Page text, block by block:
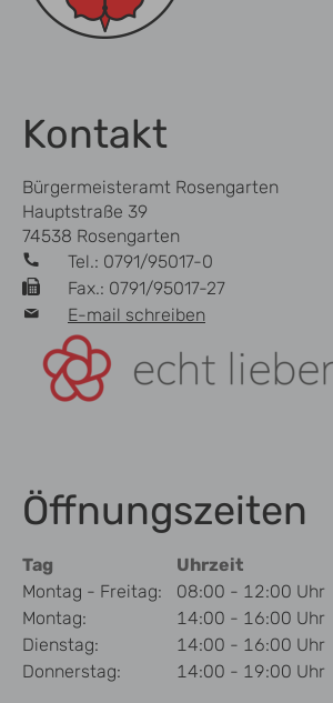
Kontakt
Bürgermeisteramt Rosengarten
Hauptstraße 39
74538 Rosengarten
Tel.: 0791/95017-0
Fax.: 0791/95017-27
E-mail schreiben
Öffnungszeiten
Tag
Uhrzeit
Montag - Freitag:
08:00 - 12:00 Uhr
Montag:
14:00 - 16:00 Uhr
Dienstag:
14:00 - 16:00 Uhr
Donnerstag:
14:00 - 19:00 Uhr